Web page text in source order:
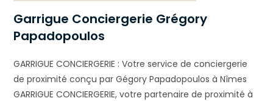
Garrigue Conciergerie Grégory
Papadopoulos
GARRIGUE CONCIERGERIE : Votre service de conciergerie
de proximité conçu par Gégory Papadopoulos à Nîmes
GARRIGUE CONCIERGERIE, votre partenaire de proximité à